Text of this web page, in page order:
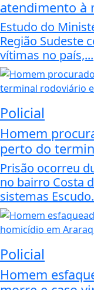
atendimento à
Estudo do
Região Sudeste
vítimas no país,...
Policial
Homem
perto do
Prisão ocorreu
no bairro Costa
sistemas
Policial
Homem